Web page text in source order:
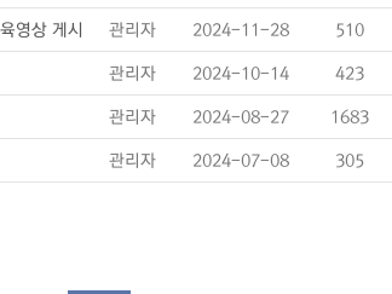
영상 게시 관리자 2024-11-28 510
관리자 2024-10-14 423
관리자 2024-08-27 1683
관리자 2024-07-08 305